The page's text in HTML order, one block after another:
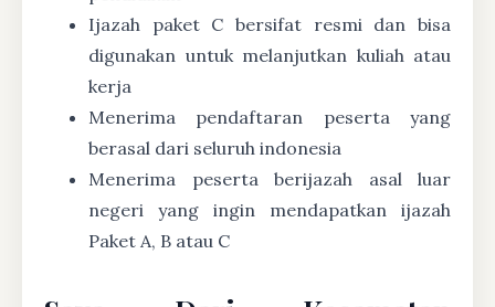
Ijazah paket C bersifat resmi dan bisa
digunakan untuk melanjutkan kuliah atau
kerja
Menerima pendaftaran peserta yang
berasal dari seluruh indonesia
Menerima peserta berijazah asal luar
negeri yang ingin mendapatkan ijazah
Paket A, B atau C